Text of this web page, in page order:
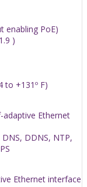
enabling PoE)
)
to +131º F)
adaptive Ethernet
DDNS, NTP,
Ethernet interface